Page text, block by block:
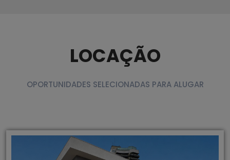
LOCAÇÃO
OPORTUNIDADES SELECIONADAS PARA ALUGAR